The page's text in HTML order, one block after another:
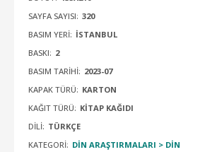
SAYFA SAYISI: 320
BASIM YERI: İSTANBUL
BASKI: 2
BASIM TARIHI: 2023-07
KAPAK TÜRÜ: KARTON
KAĞIT TÜRÜ: KITAP KAĞIDI
DILI: TÜRKÇE
KATEGORI: DIN ARAŞTIRMALARI > DIN